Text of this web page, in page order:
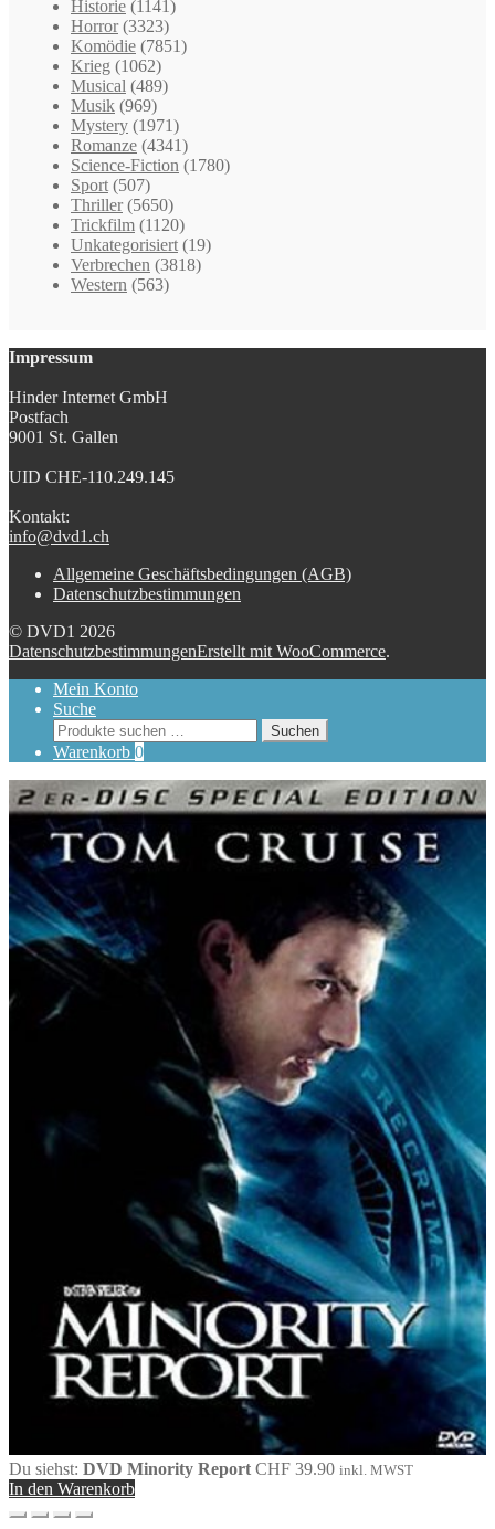
Historie (1141)
Horror (3323)
Komödie (7851)
Krieg (1062)
Musical (489)
Musik (969)
Mystery (1971)
Romanze (4341)
Science-Fiction (1780)
Sport (507)
Thriller (5650)
Trickfilm (1120)
Unkategorisiert (19)
Verbrechen (3818)
Western (563)
Impressum
Hinder Internet GmbH
Postfach
9001 St. Gallen
UID CHE-110.249.145
Kontakt:
info@dvd1.ch
Allgemeine Geschäftsbedingungen (AGB)
Datenschutzbestimmungen
© DVD1 2026
DatenschutzbestimmungenErstellt mit WooCommerce.
Mein Konto
Suche
Suchen
nach:
Suchen
Warenkorb 0
Du siehst: DVD Minority Report CHF 39.90 inkl. MWST
In den Warenkorb